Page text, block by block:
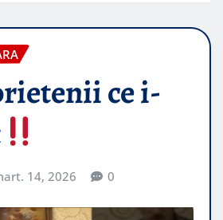
ce i-
14, 2026 0